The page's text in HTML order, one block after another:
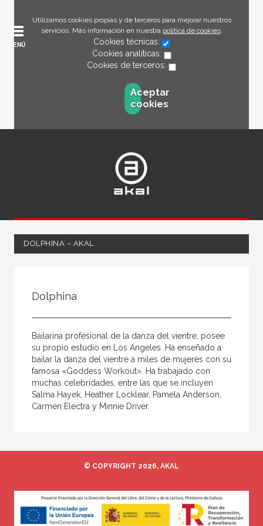
Utilizamos cookies propias y de terceros para mejorar nuestros
servicios. Más información en nuestra política de cookies.
Cookies técnicas:
Cookies analíticas:
Cookies de terceros:
Aceptar
cookies
MENÚ
DOLPHINA – AKAL
Coordinador
Editor
Editora
Escritor
Traductora
Dolphina
Bailarina profesional de la danza del vientre, posee
su propio estudio en Los Angeles. Ha enseñado a
bailar la danza del vientre a miles de mujeres con su
famosa «Goddess Workout». Ha trabajado con
muchas celebridades, entre las que se incluyen
Salma Hayek, Heather Locklear, Pamela Anderson,
Carmen Electra y Minnie Driver.
© COPYRIGHT 2026, AKAL